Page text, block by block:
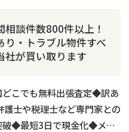
相談件数800件以上！
り・トラブル物件すべ
社が買い取ります
こでも無料出張査定◆訳あ
士や税理士など専門家との
◆最短3日で現金化◆メー